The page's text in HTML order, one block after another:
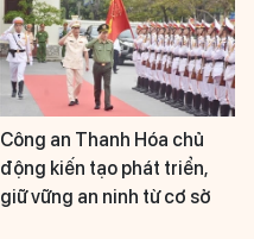
Công an Thanh Hóa chủ
động kiến tạo phát triển,
giữ vững an ninh từ cơ sở